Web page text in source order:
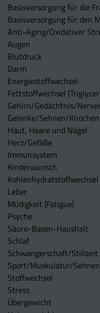
Basisversorgung für die
Basisversorgung für den
Anti-Aging/Oxidativer
Augen
Blutdruck
Darm
Energiestoffwechsel
Fettstoffwechsel
Gehirn/Gedächtnis/
Gelenke/Sehnen/Knochen
Haut, Haare und Nägel
Herz/Gefäße
Immunsystem
Kinderwunsch
Kohlenhydratstoffwechsel
Leber
Müdigkeit (Fatigue)
Psyche
Säure-Basen-Haushalt
Schlaf
Schwangerschaft/Stillzeit
Sport/Muskulatur/
Stoffwechsel
Stress
Übergewicht